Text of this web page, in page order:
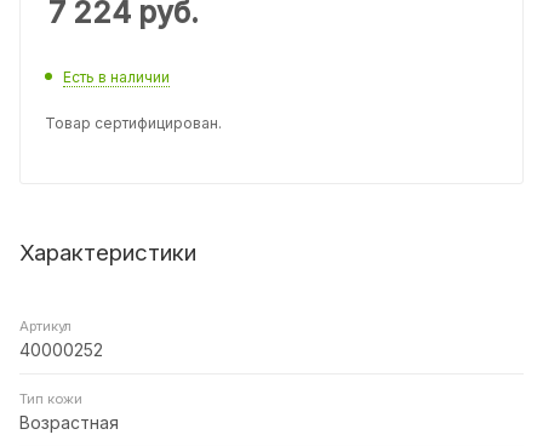
7 224 руб.
Есть в наличии
Товар сертифицирован.
Характеристики
Артикул
40000252
Тип кожи
Возрастная